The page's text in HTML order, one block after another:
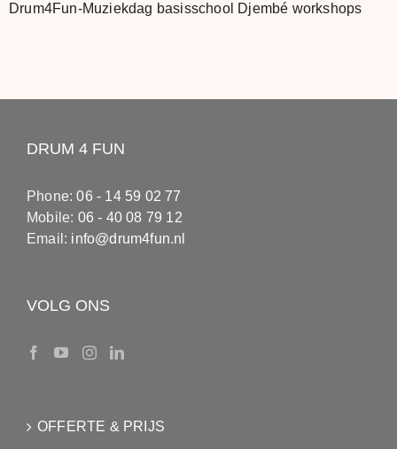
Drum4Fun-Muziekdag basisschool Djembé workshops
DRUM 4 FUN
Phone:06 - 14 59 02 77
Mobile: 06 - 40 08 79 12
Email: info@drum4fun.nl
VOLG ONS
OFFERTE & PRIJS